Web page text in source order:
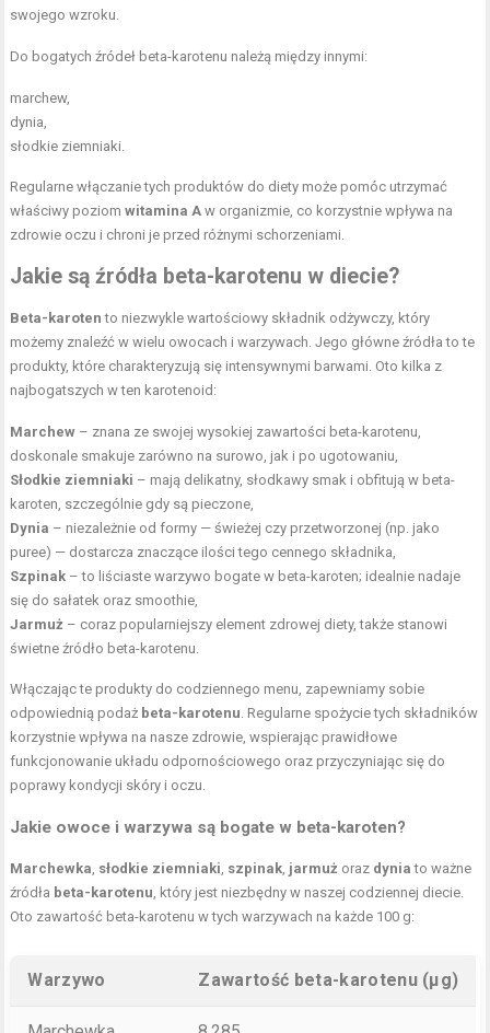
swojego wzroku.
Do bogatych źródeł beta-karotenu należą między innymi:
marchew,
dynia,
słodkie ziemniaki.
Regularne włączanie tych produktów do diety może pomóc utrzymać
właściwy poziomwitamina A w organizmie, co korzystnie wpływa na
zdrowie oczu i chroni je przed różnymi schorzeniami.
Jakie są źródła beta-karotenu w diecie?
Beta-karoten to niezwykle wartościowy składnik odżywczy, który
możemy znaleźć w wielu owocach i warzywach. Jego główne źródła to te
produkty, które charakteryzują się intensywnymi barwami. Oto kilka z
najbogatszych w ten karotenoid:
Marchew – znana ze swojej wysokiej zawartości beta-karotenu,
doskonale smakuje zarówno na surowo, jak i po ugotowaniu,
Słodkie ziemniaki – mają delikatny, słodkawy smak i obfitują w beta-
karoten, szczególnie gdy są pieczone,
Dynia – niezależnie od formy — świeżej czy przetworzonej (np. jako
puree) — dostarcza znaczące ilości tego cennego składnika,
Szpinak – to liściaste warzywo bogate w beta-karoten; idealnie nadaje
się do sałatek oraz smoothie,
Jarmuż – coraz popularniejszy element zdrowej diety, także stanowi
świetne źródło beta-karotenu.
Włączając te produkty do codziennego menu, zapewniamy sobie
odpowiednią podaż beta-karotenu . Regularne spożycie tych składników
korzystnie wpływa na nasze zdrowie, wspierając prawidłowe
funkcjonowanie układu odpornościowego oraz przyczyniając się do
poprawy kondycji skóry i oczu.
Jakie owoce i warzywa są bogate w beta-karoten?
Marchewka słodkie ziemniaki szpinak jarmuż oraz dynia to ważne
źródła beta-karotenu , który jest niezbędny w naszej codziennej diecie.
Oto zawartość beta-karotenu w tych warzywach na każde 100 g:
Warzywo Zawartość beta-karotenu (µg)